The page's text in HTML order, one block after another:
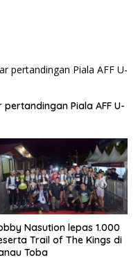
Piala AFF U-
Nasution lepas 1.000
Trail of The Kings di
Toba